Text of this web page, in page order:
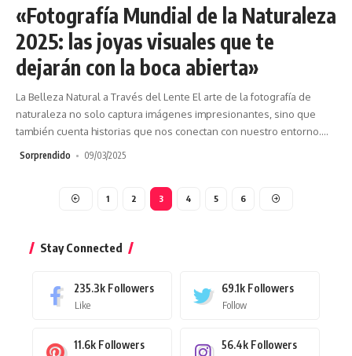
«Fotografía Mundial de la Naturaleza
2025: las joyas visuales que te
dejarán con la boca abierta»
La Belleza Natural a Través del Lente El arte de la fotografía de
naturaleza no solo captura imágenes impresionantes, sino que
también cuenta historias que nos conectan con nuestro entorno.…
Sorprendido 09/03/2025
1 2 3 4 5 6
Stay Connected
235.3k Followers
Like
69.1k Followers
Follow
11.6k Followers 56.4k Followers